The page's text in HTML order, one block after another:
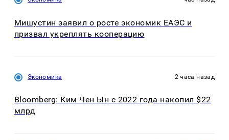
Мишустин заявил о росте экономик ЕАЭС и
призвал укреплять кооперацию
Экономика 2 часа назад
Bloomberg: Ким Чен Ын с 2022 года накопил $22
млрд